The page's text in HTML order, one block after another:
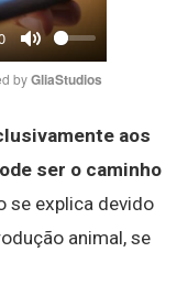
Mute
by GliaStudios
aos
ser o caminho
se explica devido
animal, se